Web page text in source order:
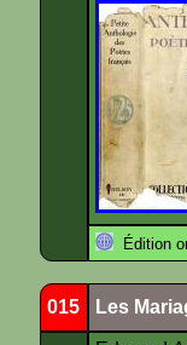
Édition
015 Les